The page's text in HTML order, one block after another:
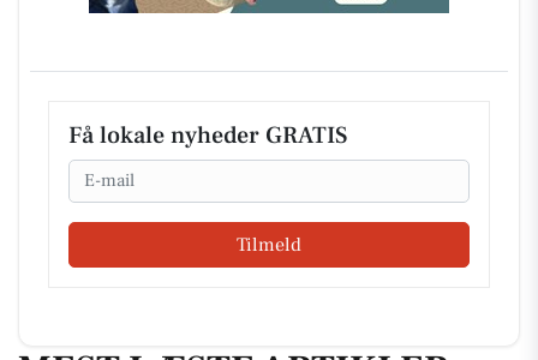
Få lokale nyheder GRATIS
Email
Tilmeld